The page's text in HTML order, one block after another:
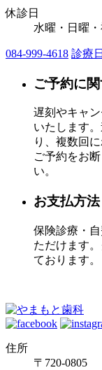
休診日
水曜・日曜・
084-999-4618 診療
ご予約に
遅刻やキャ
いたします
り、複数回
ご予約をお
い。
お支払方法
保険診療・
ただけます
ております。
住所
〒720-0805